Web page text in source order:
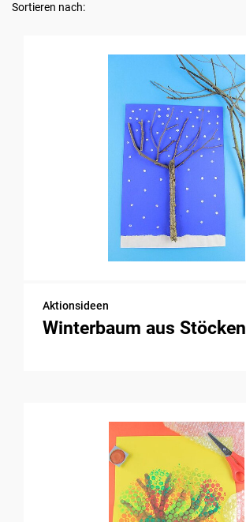
Sortieren nach:
Aktionsideen
Winterbaum aus Stöcken